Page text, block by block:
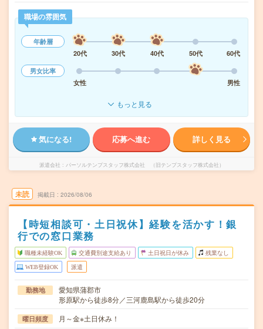
職場の雰囲気
年齢層
20代
30代 40代 50代
60代
男女比率
女性
男性
もっと見る
気になる! 応募へ進む 詳しく見る
派遣会社 パーソルテンプスタッフ株式会社 （旧テンプスタッフ株式会社）
未読 掲載日 2026/08/06
【時短相談可・土日祝休】経験を活かす！銀
行での窓口業務
職種未経験OK 交通費別途支給あり 土日祝日が休み 残業なし
WEB登録OK 派遣
勤務地
愛知県蒲郡市
形原駅から徒歩8分／三河鹿島駅から徒歩20分
曜日頻度 月～金※土日休み！